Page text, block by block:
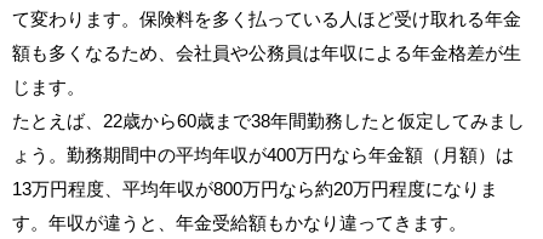
て変わります。保険料を多く払っている人ほど受け取れる年金
額も多くなるため、会社員や公務員は年収による年金格差が生
じます。
たとえば、22歳から60歳まで38年間勤務したと仮定してみまし
ょう。勤務期間中の平均年収が400万円なら年金額（月額）は
13万円程度、平均年収が800万円なら約20万円程度になりま
す。年収が違うと、年金受給額もかなり違ってきます。